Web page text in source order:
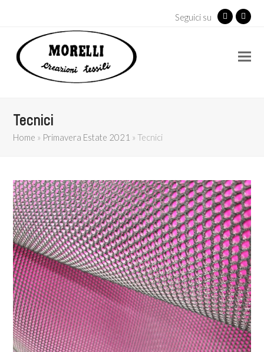
Seguici su Facebook
Tecnici
Home » Primavera Estate 2021 »Tecnici